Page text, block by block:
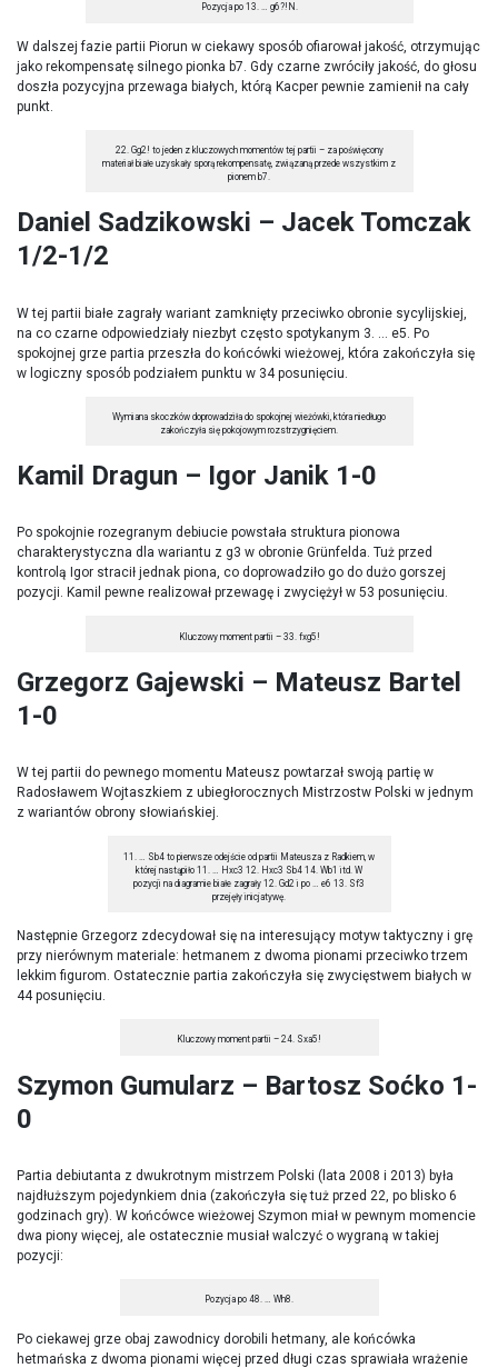
Pozycja po 13. … g6?!N.
W dalszej fazie partii Piorun w ciekawy sposób ofiarował jakość, otrzymując
jako rekompensatę silnego pionka b7. Gdy czarne zwróciły jakość, do głosu
doszła pozycyjna przewaga białych, którą Kacper pewnie zamienił na cały
punkt.
22. Gg2! to jeden z kluczowych momentów tej partii – za poświęcony
materiał białe uzyskały sporą rekompensatę, związaną przede wszystkim z
pionem b7.
Daniel Sadzikowski – Jacek Tomczak
1/2-1/2
W tej partii białe zagrały wariant zamknięty przeciwko obronie sycylijskiej,
na co czarne odpowiedziały niezbyt często spotykanym 3. … e5. Po
spokojnej grze partia przeszła do końcówki wieżowej, która zakończyła się
w logiczny sposób podziałem punktu w 34 posunięciu.
Wymiana skoczków doprowadziła do spokojnej wieżówki, która niedługo
zakończyła się pokojowym rozstrzygnięciem.
Kamil Dragun – Igor Janik 1-0
Po spokojnie rozegranym debiucie powstała struktura pionowa
charakterystyczna dla wariantu z g3 w obronie Grünfelda. Tuż przed
kontrolą Igor stracił jednak piona, co doprowadziło go do dużo gorszej
pozycji. Kamil pewne realizował przewagę i zwyciężył w 53 posunięciu.
Kluczowy moment partii – 33. fxg5!
Grzegorz Gajewski – Mateusz Bartel
1-0
W tej partii do pewnego momentu Mateusz powtarzał swoją partię w
Radosławem Wojtaszkiem z ubiegłorocznych Mistrzostw Polski w jednym
z wariantów obrony słowiańskiej.
11. … Sb4 to pierwsze odejście od partii Mateusza z Radkiem, w
której nastąpiło 11. … Hxc3 12. Hxc3 Sb4 14. Wb1 itd. W
pozycji na diagramie białe zagrały 12. Gd2 i po … e6 13. Sf3
przejęły inicjatywę.
Następnie Grzegorz zdecydował się na interesujący motyw taktyczny i grę
przy nierównym materiale: hetmanem z dwoma pionami przeciwko trzem
lekkim figurom. Ostatecznie partia zakończyła się zwycięstwem białych w
44 posunięciu.
Kluczowy moment partii – 24. Sxa5!
Szymon Gumularz – Bartosz Soćko 1-
0
Partia debiutanta z dwukrotnym mistrzem Polski (lata 2008 i 2013) była
najdłuższym pojedynkiem dnia (zakończyła się tuż przed 22, po blisko 6
godzinach gry). W końcówce wieżowej Szymon miał w pewnym momencie
dwa piony więcej, ale ostatecznie musiał walczyć o wygraną w takiej
pozycji:
Pozycja po 48. … Wh8.
Po ciekawej grze obaj zawodnicy dorobili hetmany, ale końcówka
hetmańska z dwoma pionami więcej przed długi czas sprawiała wrażenie